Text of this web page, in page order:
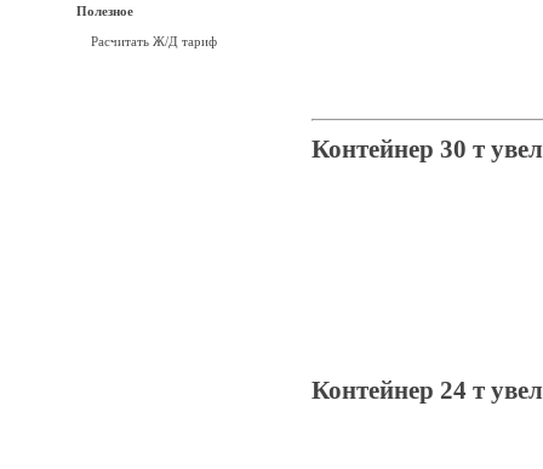
Полезное
Расчитать Ж/Д тариф
Контейнер 30 т
Контейнер 24 т